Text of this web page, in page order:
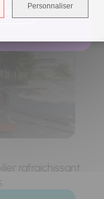
Personnaliser
rafraichissant